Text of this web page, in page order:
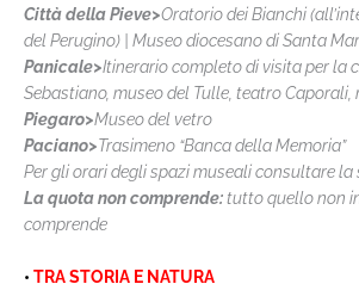
Città della Pieve>Oratorio dei Bianchi
del Perugino) | Museo diocesano di Santa
Panicale>Itinerario completo di visita per la
Sebastiano, museo del Tulle, teatro Caporali,
Piegaro>Museo del vetro
Paciano>Trasimeno “Banca della Memoria”
Per gli orari degli spazi museali consultare la
La quota non comprende:tutto quello non
comprende
• TRA STORIA E NATURA